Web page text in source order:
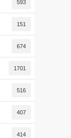
593
151
674
1701
516
407
414